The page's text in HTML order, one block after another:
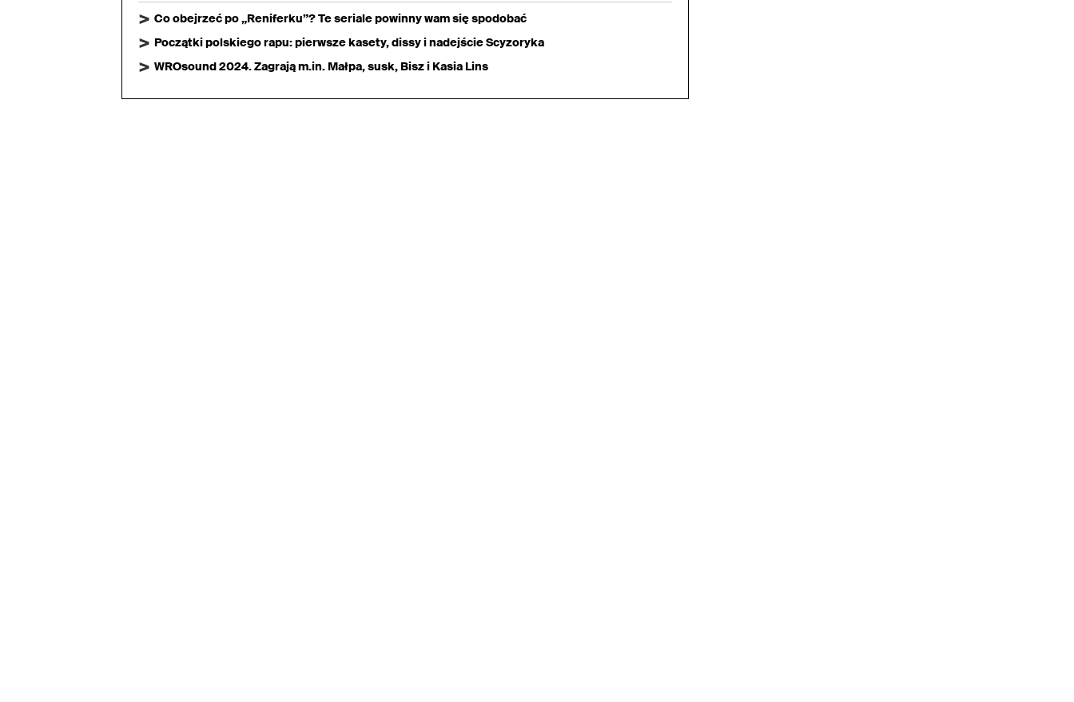
Co obejrzeć po „Reniferku”? Te seriale powinny wam się spodobać
Początki polskiego rapu: pierwsze kasety, dissy i nadejście Scyzoryka
WROsound 2024. Zagrają m.in. Małpa, susk, Bisz i Kasia Lins